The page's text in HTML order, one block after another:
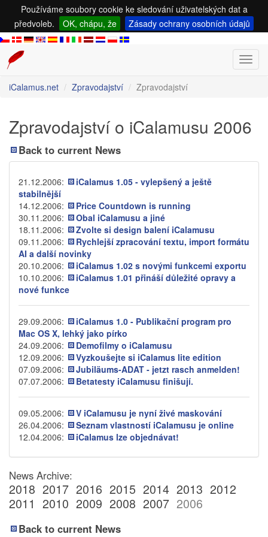
Používáme soubory cookie ke sledování uživatelských dat a
předvoleb.
OK, chápu, že Zásady ochrany osobních údajů
iCalamus.net
Zpravodajství Zpravodajství
Zpravodajství o iCalamusu 2006
Back to current News
21.12.2006:
iCalamus 1.05 - vylepšený a ještě
stabilnější
14.12.2006:
Price Countdown is running
30.11.2006:
Obal iCalamusu a jiné
18.11.2006:
Zvolte si design balení iCalamusu
09.11.2006:
Rychlejší zpracování textu, import formátu
AI a další novinky
20.10.2006:
iCalamus 1.02 s novými funkcemi exportu
10.10.2006:
iCalamus 1.01 přináší důležité opravy a
nové funkce
29.09.2006:
iCalamus 1.0 - Publikační program pro
Mac OS X, lehký jako pírko
24.09.2006:
Demofilmy o iCalamusu
12.09.2006:
Vyzkoušejte si iCalamus lite edition
07.09.2006:
Jubiläums-ADAT - jetzt rasch anmelden!
07.07.2006:
Betatesty iCalamusu finišují.
09.05.2006:
V iCalamusu je nyní živé maskování
26.04.2006:
Seznam vlastností iCalamusu je online
12.04.2006:
iCalamus lze objednávat!
News Archive:
2018 2017 2016 2015 2014 2013 2012
2011 2010 2009 2008 2007 2006
Back to current News